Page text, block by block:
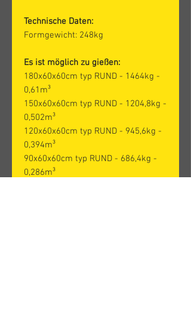
Technische Daten:
Formgewicht: 248kg
Es ist möglich zu gießen:
180x60x60cm typ RUND - 1464kg -
0,61m³
150x60x60cm typ RUND - 1204,8kg -
0,502m³
120x60x60cm typ RUND - 945,6kg -
0,394m³
90x60x60cm typ RUND - 686,4kg -
0,286m³